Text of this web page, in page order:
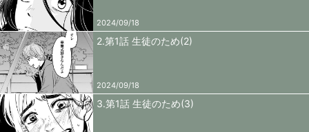
2024/09/18
2.第1話 生徒のため(2)
2024/09/18
3.第1話 生徒のため(3)